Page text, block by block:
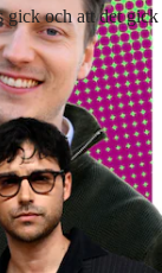
gick och att det gick